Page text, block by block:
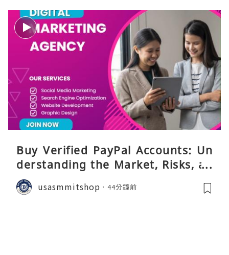
Buy Verified PayPal Accounts: Un
derstanding the Market, Risks, an
d Safer Alternatives
usasmmitshop 44分鐘前